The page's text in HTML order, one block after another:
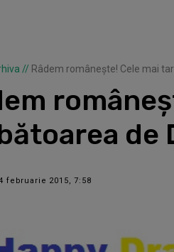
// Râdem românește! Cele mai
de
februarie 2015, 7:58